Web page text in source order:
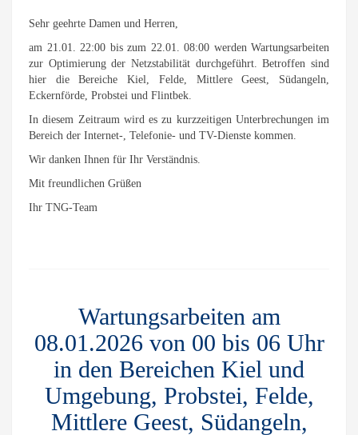
Sehr geehrte Damen und Herren,
am 21.01. 22:00 bis zum 22.01. 08:00 werden Wartungsarbeiten
zur Optimierung der Netzstabilität durchgeführt. Betroffen sind
hier die Bereiche Kiel, Felde, Mittlere Geest, Südangeln,
Eckernförde, Probstei und Flintbek.
In diesem Zeitraum wird es zu kurzzeitigen Unterbrechungen im
Bereich der Internet-, Telefonie- und TV-Dienste kommen.
Wir danken Ihnen für Ihr Verständnis.
Mit freundlichen Grüßen
Ihr TNG-Team
Wartungsarbeiten am
08.01.2026 von 00 bis 06 Uhr
in den Bereichen Kiel und
Umgebung, Probstei, Felde,
Mittlere Geest, Südangeln,